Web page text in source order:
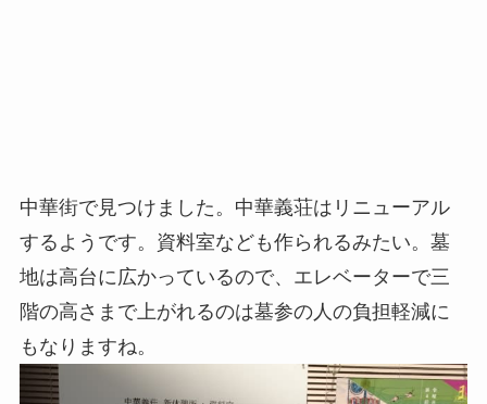
中華街で見つけました。中華義荘はリニューアル
するようです。資料室なども作られるみたい。墓
地は高台に広かっているので、エレベーターで三
階の高さまで上がれるのは墓参の人の負担軽減に
もなりますね。